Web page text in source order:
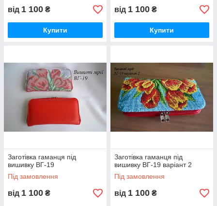
від 1 100 ₴
Купити
від 1 100 ₴
Купити
Заготівка гаманця під
вишивку ВГ-19
Під замовлення
від 1 100 ₴
Заготівка гаманця під
вишивку ВГ-19 варіант 2
Під замовлення
від 1 100 ₴